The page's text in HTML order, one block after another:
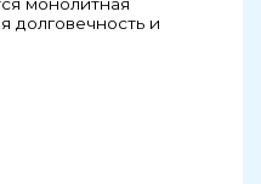
долговечность и